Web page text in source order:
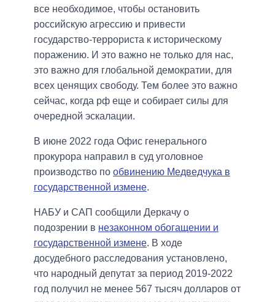
все необходимое, чтобы остановить
российскую агрессию и привести
государство-террориста к историческому
поражению. И это важно не только для нас,
это важно для глобальной демократии, для
всех ценящих свободу. Тем более это важно
сейчас, когда рф еще и собирает силы для
очередной эскалации.
В июне 2022 года Офис генерального
прокурора направил в суд уголовное
производство по обвинению Медведчука в
государственной измене.
НАБУ и САП сообщили Деркачу о
подозрении в незаконном обогащении и
государственной измене. В ходе
досудебного расследования установлено,
что народный депутат за период 2019-2022
год получил не менее 567 тысяч долларов от